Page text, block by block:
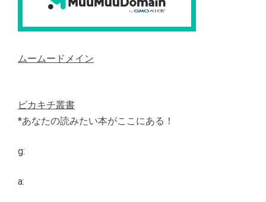
ムームードメイン
ピカキチ叢書
*あなたの読みたい本がここにある！
g:
a: